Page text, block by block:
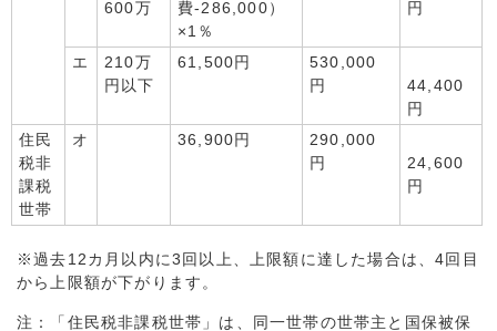
600万
費-286,000）
×1％
円
エ
210万
円以下
61,500円
530,000
円
44,400
円
住民
税非
課税
世帯
オ 36,900円
290,000
円
24,600
円
※過去12カ月以内に3回以上、上限額に達した場合は、4回目
から上限額が下がります。
注：「住民税非課税世帯」は、同一世帯の世帯主と国保被保